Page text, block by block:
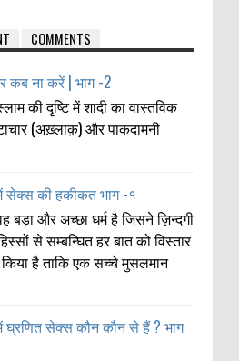
COMMENTS
कब ना करें | भाग -2
की दृष्टि में शादी का वास्तविक
(अख़्लाक़) और पाकदामनी
सेक्स की हकीकत भाग -१
बड़ा और अच्छा धर्म है जिसने ज़िन्दगी
से सम्बन्घित हर बात को विस्तार
है ताकि एक सच्चे मुसलमान
घ्रणित सेक्स कौन कौन से हैं ? भाग